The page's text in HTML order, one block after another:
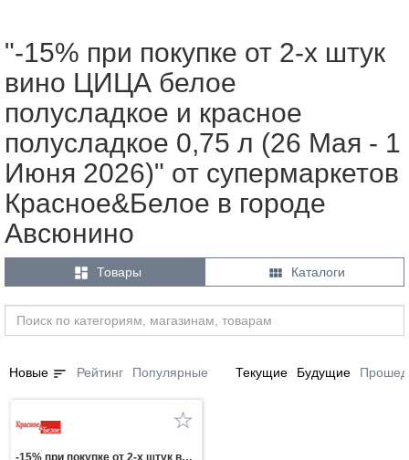
"-15% при покупке от 2-х штук
вино ЦИЦА белое
полусладкое и красное
полусладкое 0,75 л (26 Мая - 1
Июня 2026)" от супермаркетов
Красное&Белое в городе
Авсюнино
 Товары  Каталоги
Новые sort Рейтинг Популярные Текущие Будущие
-15% при покупке от 2-х штук вино ЦИЦА белое полусладкое и красное полусладкое 0,75 л